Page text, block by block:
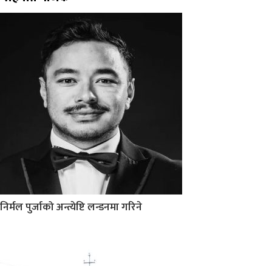
निर्मल पुर्जाको अन्त्येष्टि लन्डनमा गरिने